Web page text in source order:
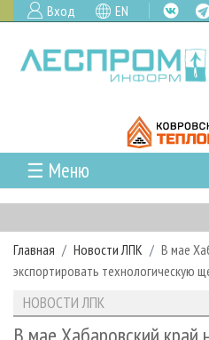
Вход EN
☰ Меню
ГЛАВНАЯ
РУБРИКИ И ТЕМЫ
РУБРИКИ ЖУРНАЛА
ЛЕСОЗАГОТОВКА
НОВОСТИ
НОВОСТИ ЛПК
ПРОЕКТЫ ЛПИ
АНАЛИТИКА
Главная Новости ЛПК
В мае
экспортировать технологическую
НОВОСТИ ЛПК